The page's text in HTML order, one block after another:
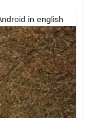
in english